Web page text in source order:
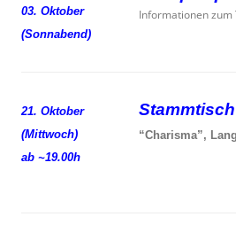
03. Oktober
(Sonnabend)
Informationen
21. Oktober
(Mittwoch)
ab ~19.00h
Stammtisch
“Charisma”,